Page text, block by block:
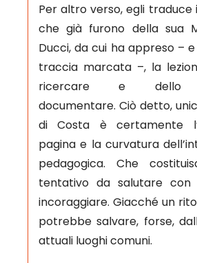
Per altro verso, egli traduce
che già furono della sua
Ducci, da cui ha appreso –
traccia marcata –, la
ricercare e dello
documentare. Ciò detto,
di Costa è certamente
pagina e la curvatura
pedagogica. Che
tentativo da salutare
incoraggiare. Giacché un
potrebbe salvare, forse,
attuali luoghi comuni.